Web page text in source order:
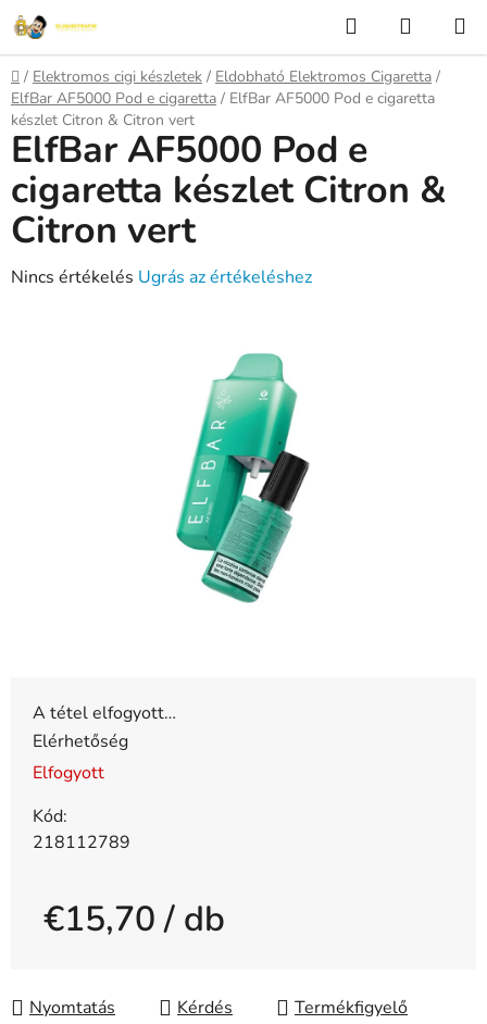
Ugrás
fő
tartalomhoz
KeresésKOSÁR
Kezdőlap
/ Elektromos cigi készletek / Eldobható Elektromos Cigaretta /
ElfBar AF5000 Pod e cigaretta / ElfBar AF5000 Pod e cigaretta
készlet Citron & Citron vert
A tétel elfogyott…
Elérhetőség
Elfogyott
Kód:
218112789
€15,70/ db
Nyomtatás
Kérdés
ElfBar AF5000 Pod e
cigaretta készlet Citron &
Citron vert
A
Nincs értékelés Ugrás az értékeléshez